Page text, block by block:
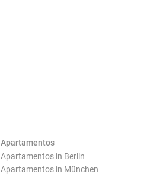
Apartamentos
Apartamentos in Berlin
Apartamentos in München